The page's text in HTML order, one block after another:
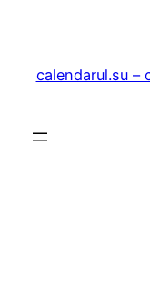
conținut
calendarul.su –